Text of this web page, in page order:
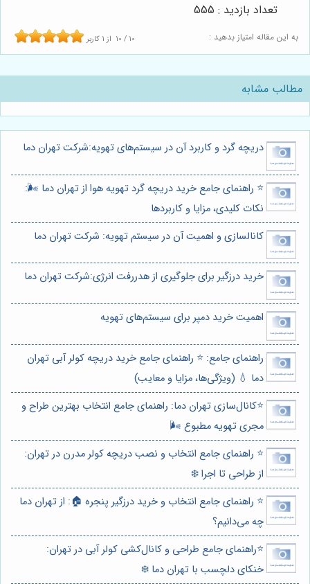
به این مقاله امتیاز بدهید : 10 / 10 از 1 کاربر
تعداد بازدید : 555
مطالب مشابه
دریچه گرد و کاربرد آن در سیستم‌های تهویه:شرکت تهران دما
⭐️ راهنمای جامع خرید دریچه گرد تهویه هوا از تهران دما 🌬️:
نکات کلیدی، مزایا و کاربردها
کانالسازی و اهمیت آن در سیستم تهویه: شرکت تهران دما
خرید درزگیر برای جلوگیری از هدررفت انرژی:شرکت تهران دما
اهمیت خرید دمپر برای سیستم‌های تهویه
راهنمای جامع: ⭐️ راهنمای جامع خرید دریچه کولر آبی تهران
دما 💧 (ویژگی‌ها، مزایا و معایب)
⭐️کانال‌سازی تهران دما: راهنمای جامع انتخاب بهترین طراح و
مجری تهویه مطبوع 🌬️
⭐️ راهنمای جامع انتخاب و نصب دریچه کولر مدرن در تهران:
از طراحی تا اجرا ❄️
⭐️ راهنمای جامع انتخاب و خرید درزگیر پنجره 🏠: از تهران دما
چه می‌دانیم؟
⭐️راهنمای جامع طراحی و کانال‌کشی کولر آبی در تهران:
خنکای دلچسب با تهران دما ❄️